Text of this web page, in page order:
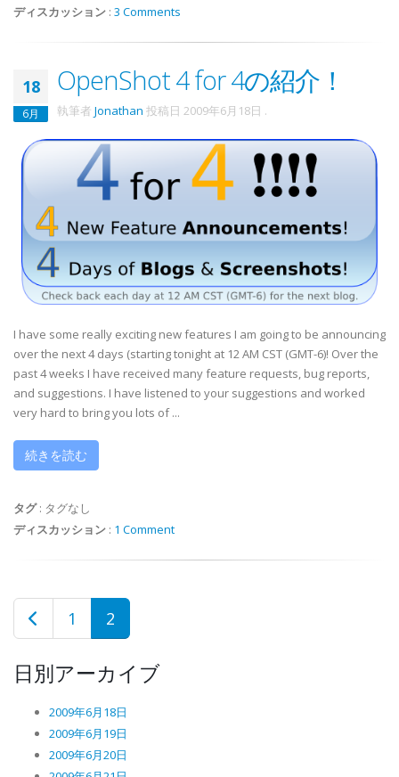
ディスカッション : 3 Comments
18
6月
OpenShot 4 for 4の紹介！
執筆者 Jonathan 投稿日 2009年6月18日 .
I have some really exciting new features I am going to be announcing
over the next 4 days (starting tonight at 12 AM CST (GMT-6)! Over the
past 4 weeks I have received many feature requests, bug reports,
and suggestions. I have listened to your suggestions and worked
very hard to bring you lots of ...
続きを読む
タグ: タグなし
ディスカッション : 1 Comment
1 2
日別アーカイブ
2009年6月18日
2009年6月19日
2009年6月20日